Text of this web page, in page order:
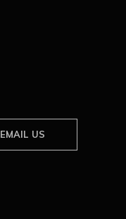
EMAIL US